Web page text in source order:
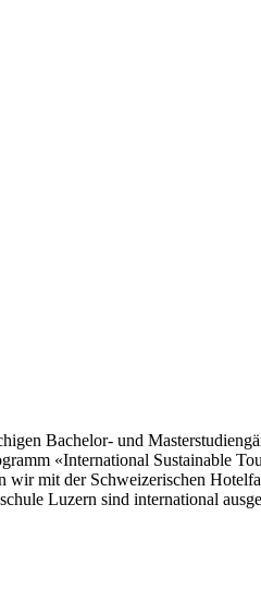
Bachelor- und
«International Sustainable
wir mit der Schweizerischen
Luzern sind international